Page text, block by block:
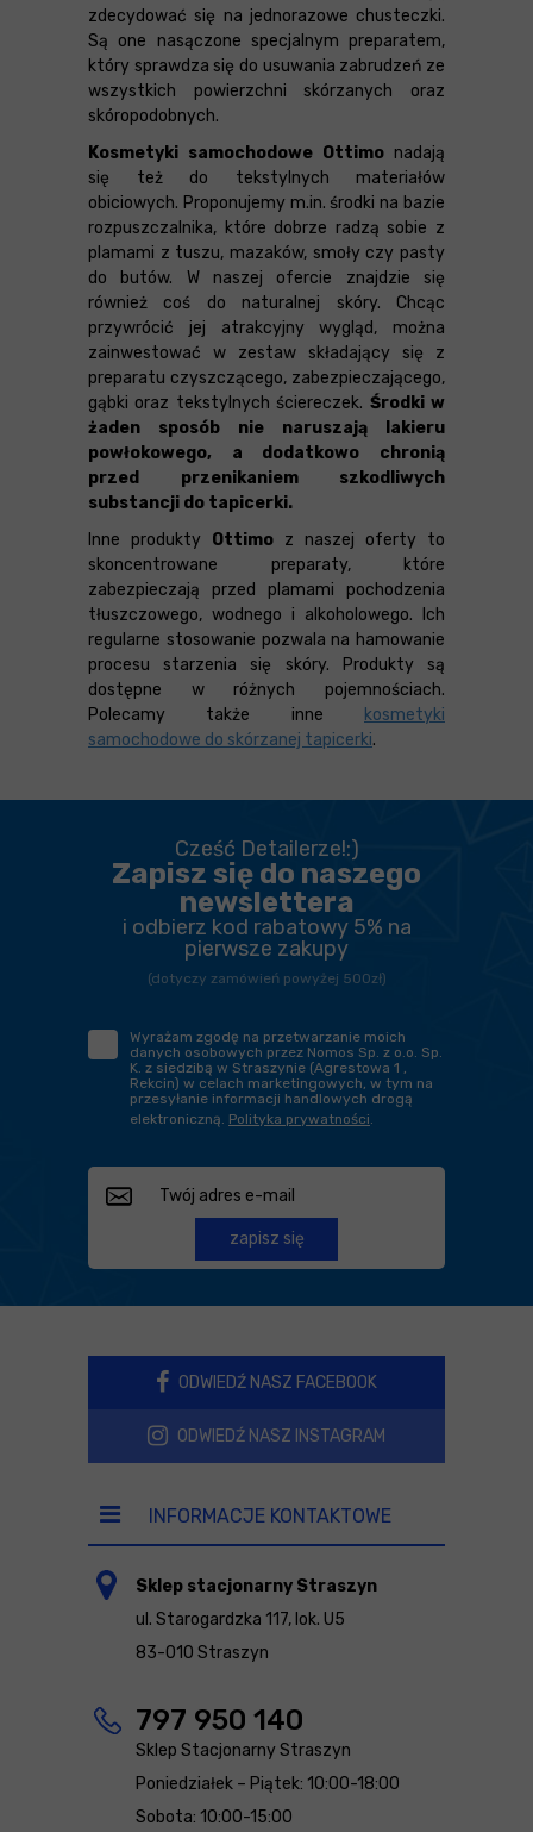
zdecydować się na jednorazowe chusteczki.
Są one nasączone specjalnym preparatem,
który sprawdza się do usuwania zabrudzeń ze
wszystkich powierzchni skórzanych oraz
skóropodobnych.
Kosmetyki samochodowe Ottimo nadają
się też do tekstylnych materiałów
obiciowych. Proponujemy m.in. środki na bazie
rozpuszczalnika, które dobrze radzą sobie z
plamami z tuszu, mazaków, smoły czy pasty
do butów. W naszej ofercie znajdzie się
również coś do naturalnej skóry. Chcąc
przywrócić jej atrakcyjny wygląd, można
zainwestować w zestaw składający się z
preparatu czyszczącego, zabezpieczającego,
gąbki oraz tekstylnych ściereczek. Środki w
żaden sposób nie naruszają lakieru
powłokowego, a dodatkowo chronią
przed przenikaniem szkodliwych
substancji do tapicerki.
Inne produkty Ottimo z naszej oferty to
skoncentrowane preparaty, które
zabezpieczają przed plamami pochodzenia
tłuszczowego, wodnego i alkoholowego. Ich
regularne stosowanie pozwala na hamowanie
procesu starzenia się skóry. Produkty są
dostępne w różnych pojemnościach.
Polecamy także inne
kosmetyki
samochodowe do skórzanej tapicerki.
Cześć Detailerze!:)
Zapisz się do naszego
newslettera
i odbierz kod rabatowy 5% na
pierwsze zakupy
(dotyczy zamówień powyżej 500zł)
Wyrażam zgodę na przetwarzanie moich
danych osobowych przez Nomos Sp. z o.o. Sp.
K. z siedzibą w Straszynie (Agrestowa 1 ,
Rekcin) w celach marketingowych, w tym na
przesyłanie informacji handlowych drogą
elektroniczną. Polityka prywatności
zapisz się
ODWIEDŹ NASZ FACEBOOK
ODWIEDŹ NASZ INSTAGRAM
INFORMACJE KONTAKTOWE
Sklep stacjonarny Straszyn
ul. Starogardzka 117, lok. U5
83-010 Straszyn
797 950 140
Sklep Stacjonarny Straszyn
Poniedziałek – Piątek: 10:00-18:00
Sobota: 10:00-15:00